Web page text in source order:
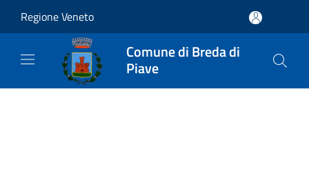
Regione Veneto
Comune di Breda di
Piave